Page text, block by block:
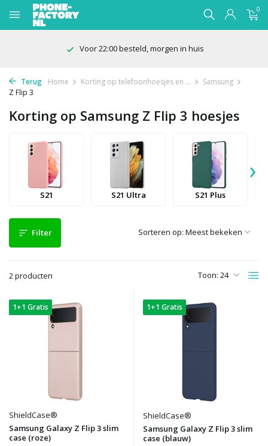
0
Voor 22:00 besteld, morgen in huis
Terug Home Korting op telefoonhoesjes en ...
Samsung
Z Flip 3
Korting op Samsung Z Flip 3 hoesjes
S21 S21 Ultra S21 Plus
›
Filter
2 producten Toon:
Sorteren op:
1+1 Gratis
ShieldCase®
Samsung Galaxy Z Flip 3 slim
case (roze)
1+1 Gratis
ShieldCase®
Samsung Galaxy Z Flip 3 slim
case (blauw)